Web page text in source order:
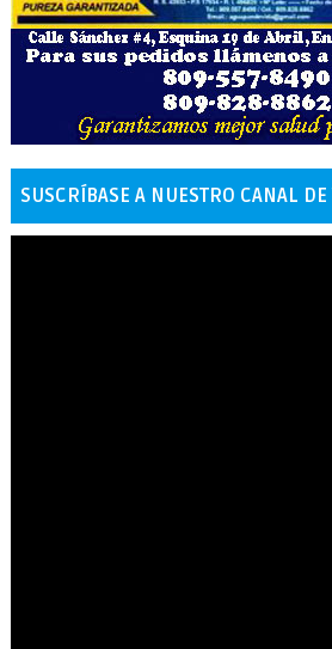
SUSCRÍBASE A NUESTRO CANAL DE